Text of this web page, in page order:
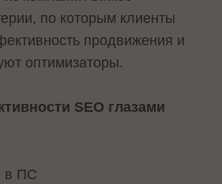
по которым клиенты
продвижения и
оптимизаторы.
SEO глазами
в ПС